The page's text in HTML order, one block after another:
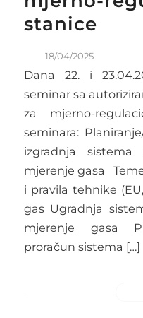
stanice
18/04/2025
Dana 22. i
seminar sa
za mjerno-
seminara:
izgradnja
mjerenje gasa
i pravila tehnike
gas Ugradnja
mjerenje gasa
proračun sistema […]